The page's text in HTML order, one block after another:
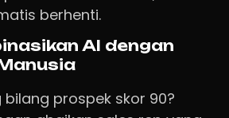
berhenti.
AI dengan
prospek skor 90?